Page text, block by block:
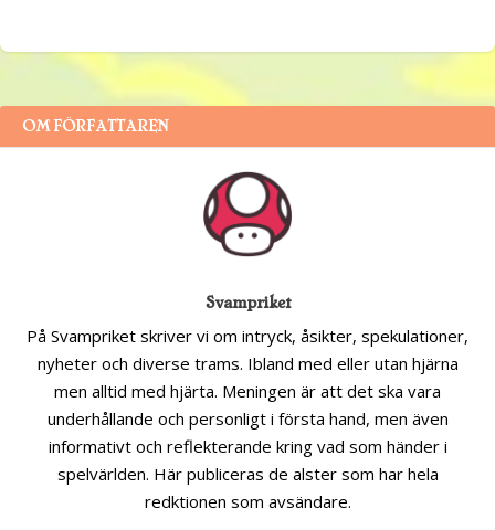
OM FÖRFATTAREN
Svampriket
På Svampriket skriver vi om intryck, åsikter, spekulationer,
nyheter och diverse trams. Ibland med eller utan hjärna
men alltid med hjärta. Meningen är att det ska vara
underhållande och personligt i första hand, men även
informativt och reflekterande kring vad som händer i
spelvärlden. Här publiceras de alster som har hela
redktionen som avsändare.